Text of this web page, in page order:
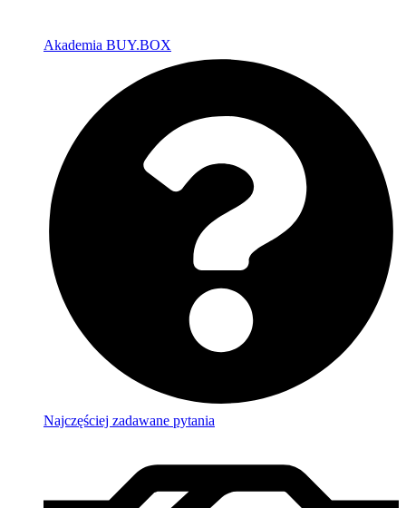
Akademia BUY.BOX
Najczęściej zadawane pytania